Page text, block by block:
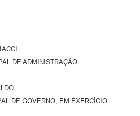
DE ADMINISTRAÇÃO
DE GOVERNO, EM EXERCÍCIO